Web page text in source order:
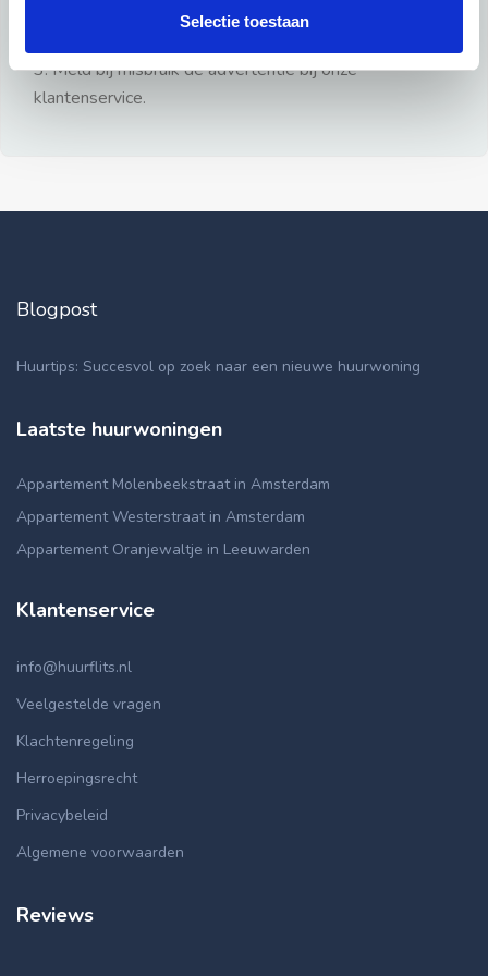
Selectie toestaan
3: Meld bij misbruik de advertentie bij onze
klantenservice.
Blogpost
Huurtips: Succesvol op zoek naar een nieuwe huurwoning
Laatste huurwoningen
Appartement Molenbeekstraat in Amsterdam
Appartement Westerstraat in Amsterdam
Appartement Oranjewaltje in Leeuwarden
Klantenservice
info@huurflits.nl
Veelgestelde vragen
Klachtenregeling
Herroepingsrecht
Privacybeleid
Algemene voorwaarden
Reviews